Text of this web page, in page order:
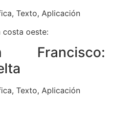
costa oeste:
Francisco: